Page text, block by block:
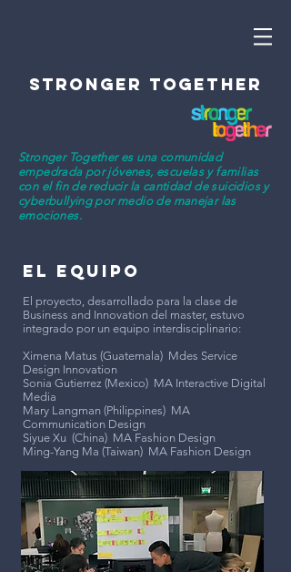
STRONGER TOGETHER
Stronger Together es una comunidad
empedrada por jóvenes, escuelas y familias
con el fin de reducir la cantidad de suicidios y
cyberbullying por medio de manejar las
emociones.
EL EQUIPO
El proyecto, desarrollado para la clase de
Business and Innovation del master, estuvo
integrado por un equipo interdisciplinario:
Ximena Matus (Guatemala) Mdes Service
Design Innovation
Sonia Gutierrez (Mexico) MA Interactive Digital
Media
Mary Langman (Philippines) MA
Communication Design
Siyue Xu (China) MA Fashion Design
Ming-Yang Ma (Taiwan) MA Fashion Design